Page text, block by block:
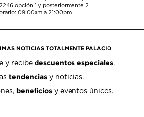
opción 1 y posteriormente 2
09:00am a 21:00pm
NOTICIAS TOTALMENTE PALACIO
y recibedescuentos especiales.
tendencias y noticias.
beneficios y eventos únicos.